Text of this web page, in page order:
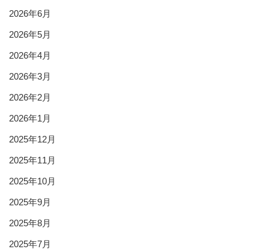
2026年6月
2026年5月
2026年4月
2026年3月
2026年2月
2026年1月
2025年12月
2025年11月
2025年10月
2025年9月
2025年8月
2025年7月